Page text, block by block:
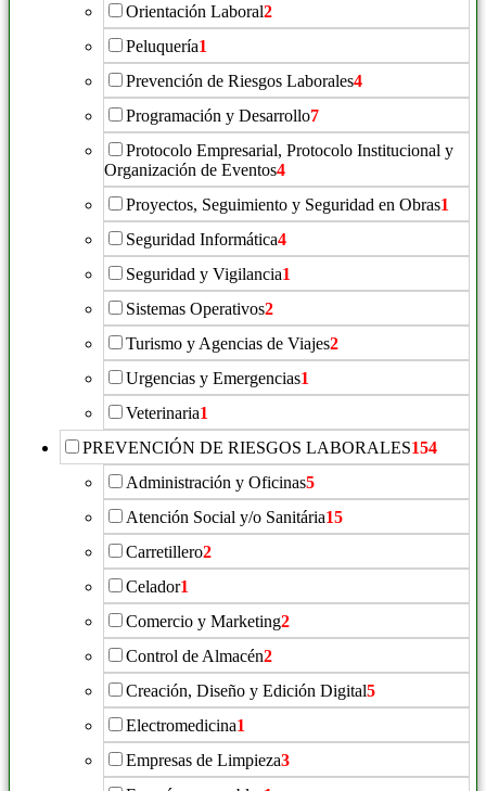
Orientación Laboral2
Peluquería1
Prevención de Riesgos Laborales4
Programación y Desarrollo7
Protocolo Empresarial, Protocolo Institucional y
Organización de Eventos4
Proyectos, Seguimiento y Seguridad en Obras1
Seguridad Informática4
Seguridad y Vigilancia1
Sistemas Operativos2
Turismo y Agencias de Viajes2
Urgencias y Emergencias1
Veterinaria1
PREVENCIÓN DE RIESGOS LABORALES154
Administración y Oficinas5
Atención Social y/o Sanitária15
Carretillero2
Celador1
Comercio y Marketing2
Control de Almacén2
Creación, Diseño y Edición Digital5
Electromedicina1
Empresas de Limpieza3